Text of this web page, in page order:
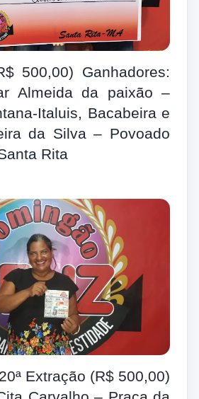
500,00) Ganhadores:
Almeida da paixão –
Italuis, Bacabeira e
da Silva – Povoado
Rita
Extração (R$ 500,00)